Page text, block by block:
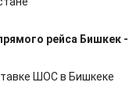
рейса Бишкек
ШОС в Бишкеке